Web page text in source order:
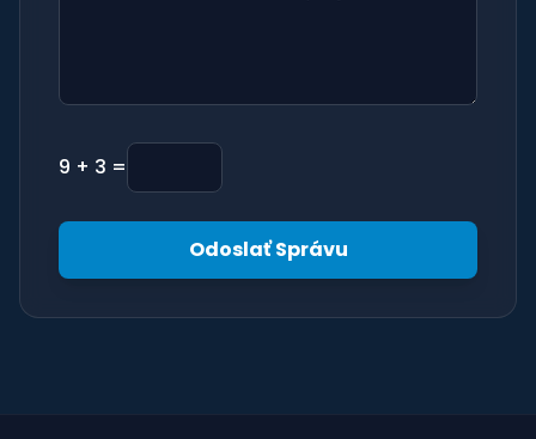
9 + 3 =
Odoslať Správu